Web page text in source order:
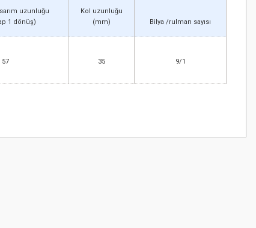
uzunluğu
1 dönüş)
Kol uzunluğu
(mm)
Bilya /rulman sayısı
57 35 9/1